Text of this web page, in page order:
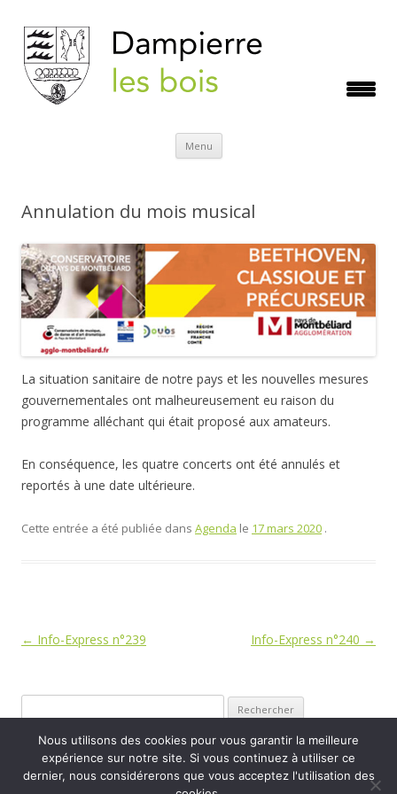
Menu Aller
contenu
Annulation du mois musical
La situation sanitaire de notre pays et les nouvelles mesures
gouvernementales ont malheureusement eu raison du
programme alléchant qui était proposé aux amateurs.
En conséquence, les quatre concerts ont été annulés et
reportés à une date ultérieure.
Cette entrée a été publiée dans Agenda le 17 mars 2020 .
Navigation
← Info-Express n°239 Info-Express n°240 →
Nous utilisons des cookies pour vous garantir la meilleure
expérience sur notre site. Si vous continuez à utiliser ce
dernier, nous considérerons que vous acceptez l'utilisation des